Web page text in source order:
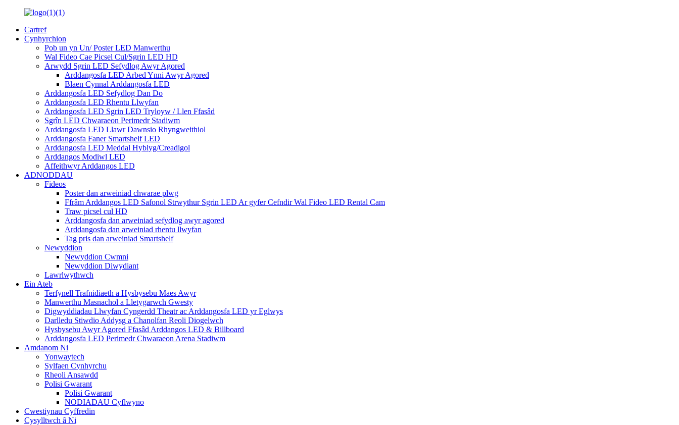
Cartref
Cynhyrchion
Pob un yn Un/ Poster LED Manwerthu
Wal Fideo Cae Picsel Cul/Sgrin LED HD
Arwydd Sgrin LED Sefydlog Awyr Agored
Arddangosfa LED Arbed Ynni Awyr Agored
Blaen Cynnal Arddangosfa LED
Arddangosfa LED Sefydlog Dan Do
Arddangosfa LED Rhentu Llwyfan
Arddangosfa LED Sgrin LED Tryloyw / Llen Ffasâd
Sgrîn LED Chwaraeon Perimedr Stadiwm
Arddangosfa LED Llawr Dawnsio Rhyngweithiol
Arddangosfa Faner Smartshelf LED
Arddangosfa LED Meddal Hyblyg/Creadigol
Arddangos Modiwl LED
Affeithwyr Arddangos LED
ADNODDAU
Fideos
Poster dan arweiniad chwarae plwg
Ffrâm Arddangos LED Safonol Strwythur Sgrin LED Ar gyfer Cefndir Wal Fideo LED Rental Cam
Traw picsel cul HD
Arddangosfa dan arweiniad sefydlog awyr agored
Arddangosfa dan arweiniad rhentu llwyfan
Tag pris dan arweiniad Smartshelf
Newyddion
Newyddion Cwmni
Newyddion Diwydiant
Lawrlwythwch
Ein Ateb
Terfynell Trafnidiaeth a Hysbysebu Maes Awyr
Manwerthu Masnachol a Lletygarwch Gwesty
Digwyddiadau Llwyfan Cyngerdd Theatr ac Arddangosfa LED yr Eglwys
Darlledu Stiwdio Addysg a Chanolfan Reoli Diogelwch
Hysbysebu Awyr Agored Ffasâd Arddangos LED & Billboard
Arddangosfa LED Perimedr Chwaraeon Arena Stadiwm
Amdanom Ni
Yonwaytech
Sylfaen Cynhyrchu
Rheoli Ansawdd
Polisi Gwarant
Polisi Gwarant
NODIADAU Cyflwyno
Cwestiynau Cyffredin
Cysylltwch â Ni